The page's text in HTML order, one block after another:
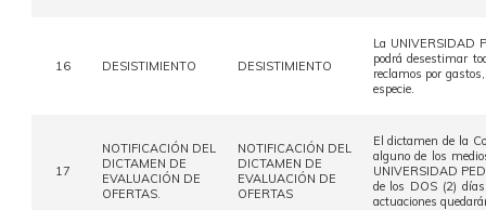
16 DESISTIMIENTO DESISTIMIENTO
La UNIVERSIDAD
podrá desestimar
reclamos por
especie.
17
NOTIFICACIÓN DEL
DICTAMEN DE
EVALUACIÓN DE
OFERTAS.
NOTIFICACIÓN DEL
DICTAMEN DE
EVALUACIÓN DE
OFERTAS
El dictamen de la
alguno de los
UNIVERSIDAD
de los DOS (2)
actuaciones